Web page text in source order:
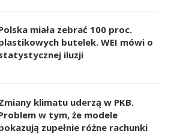
miała zebrać 100 proc.
butelek. WEI mówi o
iluzji
klimatu uderzą w PKB.
w tym, że modele
zupełnie różne rachunki